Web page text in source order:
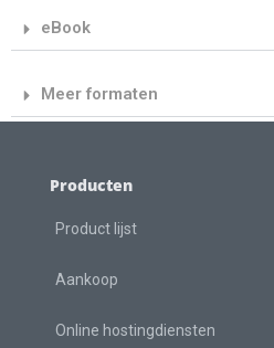
eBook
Meer formaten
Producten
Product lijst
Aankoop
Online hostingdiensten